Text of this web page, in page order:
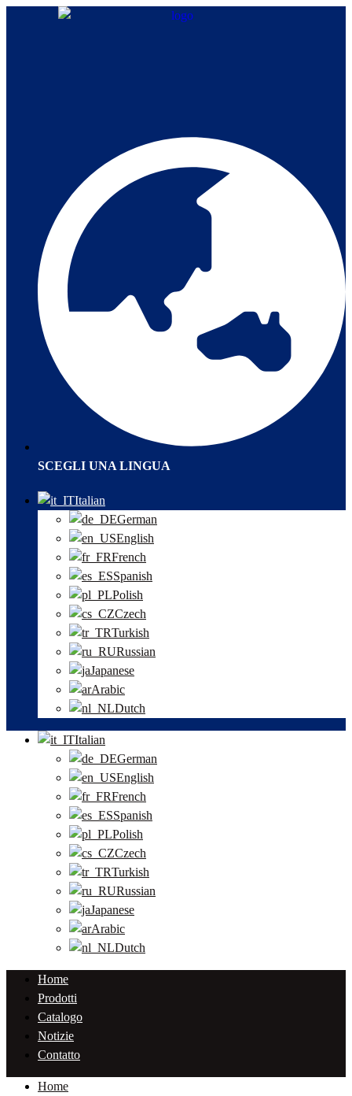
SCEGLI UNA LINGUA
Italian
German
English
French
Spanish
Polish
Czech
Turkish
Russian
Japanese
Arabic
Dutch
Italian
German
English
French
Spanish
Polish
Czech
Turkish
Russian
Japanese
Arabic
Dutch
Home
Prodotti
Catalogo
Notizie
Contatto
Home